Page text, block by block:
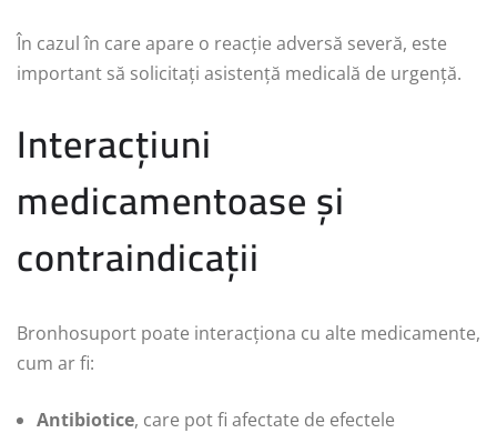
În cazul în care apare o reacție adversă severă, este
important să solicitați asistență medicală de urgență.
Interacțiuni
medicamentoase și
contraindicații
Bronhosuport poate interacționa cu alte medicamente,
cum ar fi:
Antibiotice, care pot fi afectate de efectele